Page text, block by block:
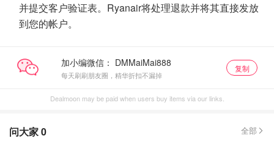
并提交客户验证表。Ryanair将处理退款并将其直接发放
到您的帐户。
加小编微信：
每天刷刷朋友圈，精华折扣不漏掉
复制
Dealmoon may be paid when users buy items via our links.
问大家0 全部